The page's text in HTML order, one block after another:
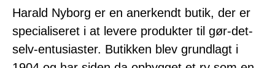
Harald Nyborg er en anerkendt butik, der er
specialiseret i at levere produkter til gør-det-
selv-entusiaster. Butikken blev grundlagt i